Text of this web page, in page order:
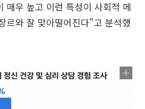
매우 높고 이런 특성이 사회적 메
르와 잘 맞아떨어진다"고 분석했